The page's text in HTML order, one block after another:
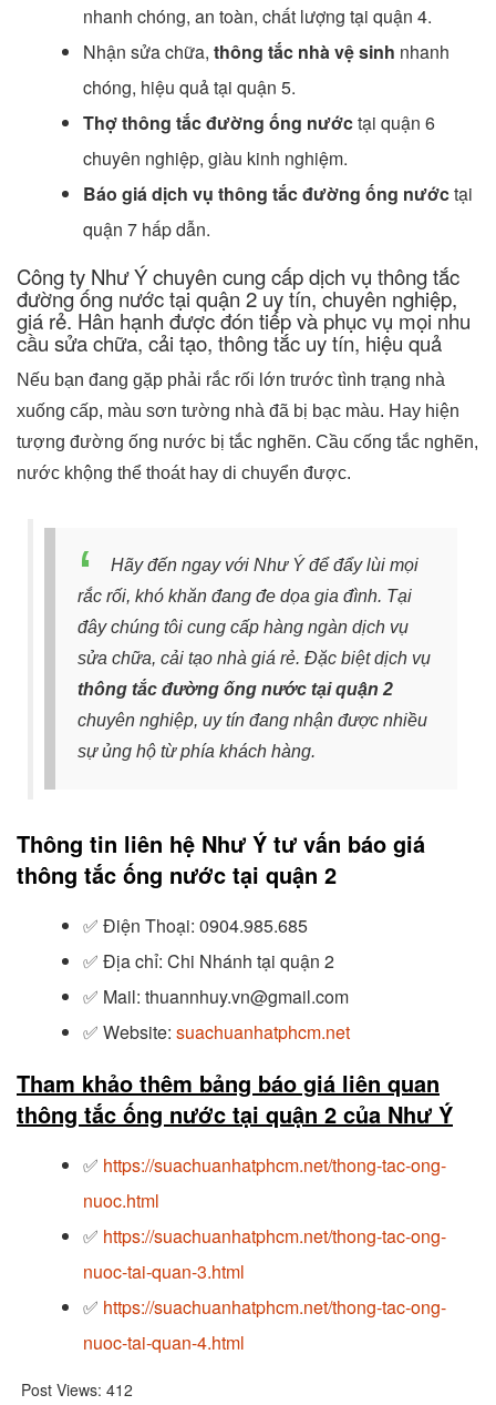
nhanh chóng, an toàn, chất lượng tại quận 4.
Nhận sửa chữa, thông tắc nhà vệ sinh nhanh
chóng, hiệu quả tại quận 5.
Thợ thông tắc đường ống nướctại quận 6
chuyên nghiệp, giàu kinh nghiệm.
Báo giá dịch vụ thông tắc đường ống nướctại
quận 7 hấp dẫn.
Công ty Như Ý chuyên cung cấp dịch vụ thông tắc
đường ống nước tại quận 2 uy tín, chuyên nghiệp,
giá rẻ. Hân hạnh được đón tiếp và phục vụ mọi nhu
cầu sửa chữa, cải tạo, thông tắc uy tín, hiệu quả
Nếu bạn đang gặp phải rắc rối lớn trước tình trạng nhà
xuống cấp, màu sơn tường nhà đã bị bạc màu. Hay hiện
tượng đường ống nước bị tắc nghẽn. Cầu cống tắc nghẽn,
nước khộng thể thoát hay di chuyển được.
Hãy đến ngay với Như Ý để đẩy lùi mọi
rắc rối, khó khăn đang đe dọa gia đình. Tại
đây chúng tôi cung cấp hàng ngàn dịch vụ
sửa chữa, cải tạo nhà giá rẻ. Đặc biệt dịch vụ
thông tắc đường ống nước tại quận 2
chuyên nghiệp, uy tín đang nhận được nhiều
sự ủng hộ từ phía khách hàng.
Thông tin liên hệ Như Ý tư vấn báo giá
thông tắc ống nước tại quận 2
✅ Điện Thoại: 0904.985.685
✅ Địa chỉ: Chi Nhánh tại quận 2
✅ Mail: thuannhuy.vn@gmail.com
✅ Website: suachuanhatphcm.net
Tham khảo thêm bảng báo giá liên quan
thông tắc ống nước tại quận 2 của Như Ý
✅ https://suachuanhatphcm.net/thong-tac-ong-
nuoc.html
✅ https://suachuanhatphcm.net/thong-tac-ong-
nuoc-tai-quan-3.html
✅ https://suachuanhatphcm.net/thong-tac-ong-
nuoc-tai-quan-4.html
Post Views: 412